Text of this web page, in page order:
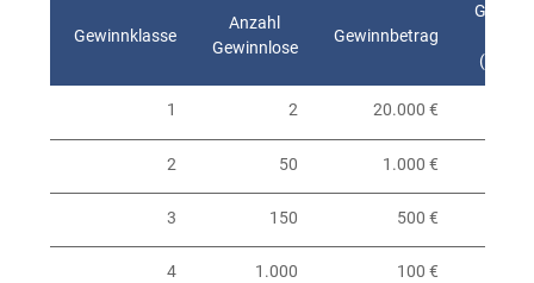
Gewinnklasse
Anzahl
Gewinnlose
Gewinnbetrag
1 2 20.000 €
2 50 1.000 €
3 150 500 €
4 1.000 100 €